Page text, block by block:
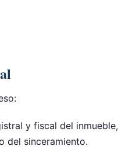
y fiscal del inmueble,
del sinceramiento.